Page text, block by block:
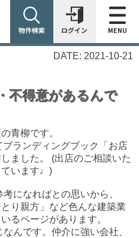
物件検索 ログイン MENU
DATE: 2021-10-21
不得意があるんで
青柳です。
ランディングブック「お店
ました。 (出店のご相談いた
ています♩)
になればとの思いから、
り親方」など色んな建築業
るページがあります。
んです。仲介に強い会社、